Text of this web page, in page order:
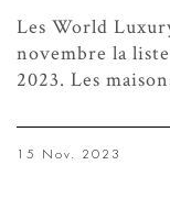
Les World
novembre la
2023. Les
15 Nov. 2023